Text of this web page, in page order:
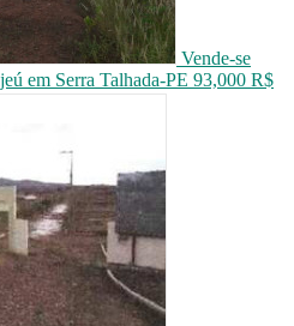
Vende-se
em Serra Talhada-PE 93,000 R$